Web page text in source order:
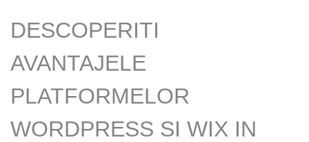
DESCOPERITI
AVANTAJELE
PLATFORMELOR
WORDPRESS SI WIX IN